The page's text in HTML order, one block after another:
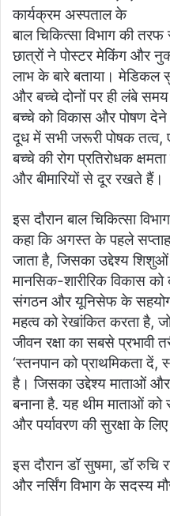
कार्यक्रम अस्पताल के
बाल चिकित्सा विभाग की
छात्रों ने पोस्टर मेकिंग और
लाभ के बारे बताया। मेडिकल
और बच्चे दोनों पर ही लंबे
बच्चे को विकास और पोषण
दूध में सभी जरूरी पोषक तत्व,
बच्चे की रोग प्रतिरोधक
और बीमारियों से दूर रखते हैं।
इस दौरान बाल चिकित्सा
कहा कि अगस्त के पहले सप्ताह
जाता है, जिसका उद्देश्य
मानसिक-शारीरिक विकास को
संगठन और यूनिसेफ के
महत्व को रेखांकित करता है,
जीवन रक्षा का सबसे प्रभावी
‘स्तनपान को प्राथमिकता दें,
है। जिसका उद्देश्य माताओं
बनाना है. यह थीम माताओं को
और पर्यावरण की सुरक्षा के
इस दौरान डॉ सुषमा, डॉ रुचि
और नर्सिंग विभाग के सदस्य